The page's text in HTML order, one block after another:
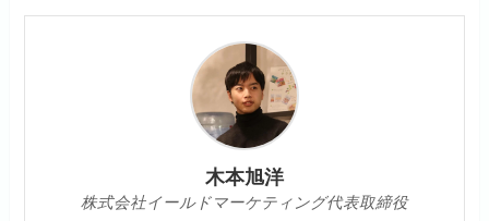
木本旭洋
株式会社イールドマーケティング代表取締役